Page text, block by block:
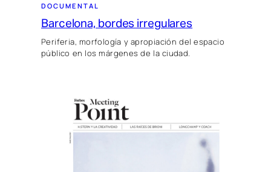
DOCUMENTAL
Barcelona, bordes irregulares
Periferia, morfología y apropiación del espacio
público en los márgenes de la ciudad.